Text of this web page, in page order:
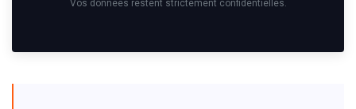
Vos données restent strictement confidentielles.